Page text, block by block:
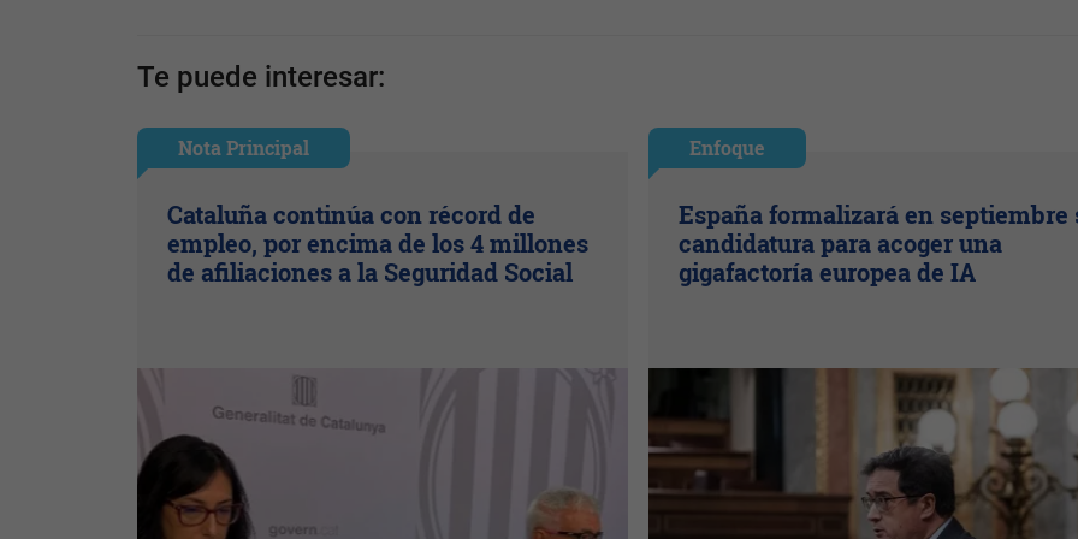
Te puede interesar:
Nota Principal
Cataluña continúa con récord de
empleo, por encima de los 4 millones
de afiliaciones a la Seguridad Social
Enfoque
España formalizará en septiembre
candidatura para acoger una
gigafactoría europea de IA